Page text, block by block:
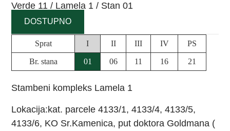
Verde 11 / Lamela 1 / Stan 01
DOSTUPNO
Sprat I II III IV PS
Br. stana 01 06 11 16 21
Stambeni kompleks Lamela 1
Lokacija:kat. parcele 4133/1, 4133/4, 4133/5,
4133/6, KO Sr.Kamenica, put doktora Goldmana (